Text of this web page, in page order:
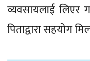
व्यवसायलाई लिएर
पिताद्वारा सहयोग